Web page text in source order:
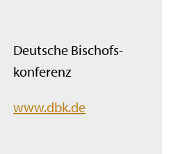
Deutsche Bischofs­
konferenz
www.dbk.de